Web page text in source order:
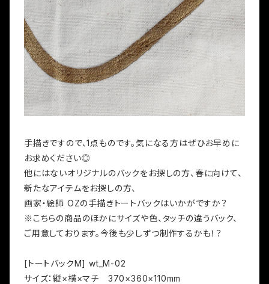
手描きですので、1点ものです。気になる方はぜひお早めに
お求めください◎
他にはないオリジナルのバックをお探しの方、春に向けて、
新たなアイテムをお探しの方、
画家・絵師 OZの手描きトートバックはいかがですか？
※こちらの商品のほかにサイズや色、タッチの違うバック、
ご用意しております。今後も少しずつ制作するかも！？
[トートバックM] wt_M-02
サイズ：縦×横×マチ 370×360×110mm